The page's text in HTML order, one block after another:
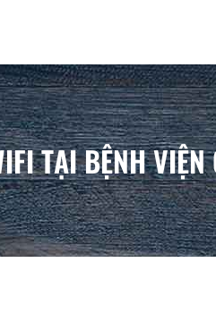
TẠI BỆNH